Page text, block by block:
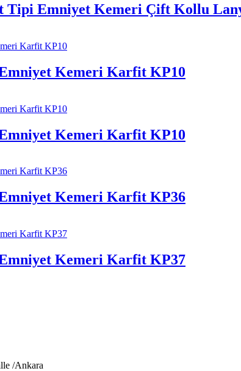
Tipi Emniyet Kemeri Çift Kollu
Kemeri Karfit KP10
Kemeri Karfit KP10
Kemeri Karfit KP36
Kemeri Karfit KP37
/Ankara